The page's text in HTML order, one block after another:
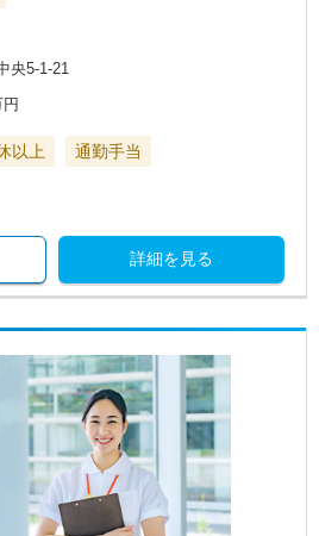
央5-1-21
円
以上
通勤手当
詳細を見る